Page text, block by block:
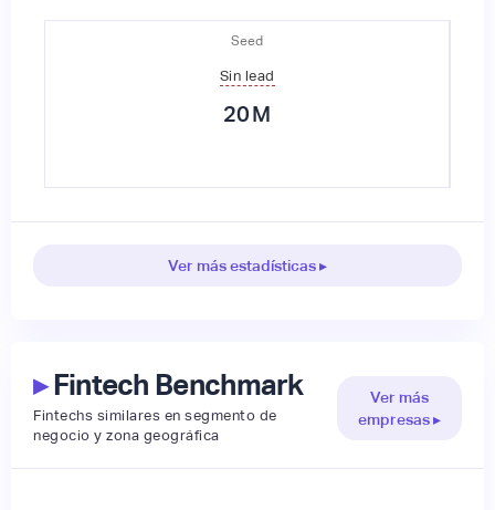
Seed
Sin lead
20M
Ver más estadísticas ▸
▸Fintech Benchmark
Fintechs similares en segmento de
negocio y zona geográfica
Ver más
empresas ▸